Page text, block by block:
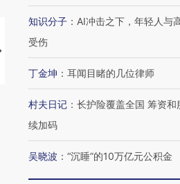
【推广】走进第四届链博
有意思的生活方式·
知识分子 ： AI冲击之下，年轻人与
受伤
丁金坤 ： 耳闻目睹的几位律师
村夫日记 ： 长护险覆盖全国 筹资和
续加码
吴晓波 ： “沉睡”的10万亿元公积金